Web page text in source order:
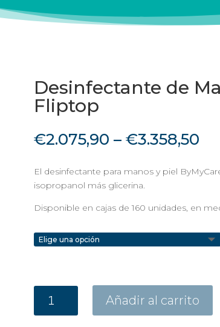
Desinfectante de
Fliptop
€2.075,90 –€3.358,50
El desinfectante para manos y piel
isopropanol más glicerina.
Disponible en cajas de 160 unidades, en
Añadir al carrito